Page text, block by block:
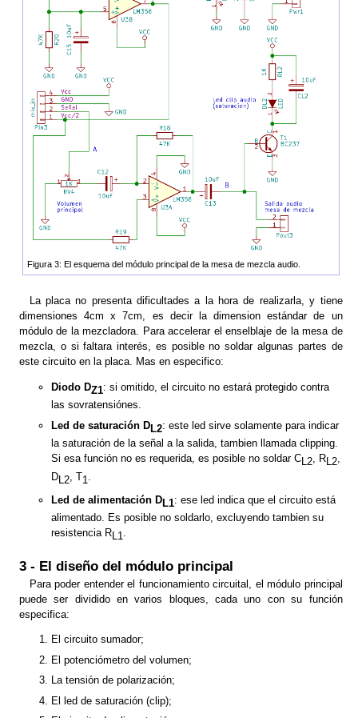
Figura 3: El esquema del módulo principal de la mesa de mezcla audio.
La placa no presenta dificultades a la hora de realizarla, y tiene
dimensiones 4cm x 7cm, es decir la dimension estándar de un
módulo de la mezcladora. Para accelerar el enselblaje de la mesa de
mezcla, o si faltara interés, es posible no soldar algunas partes de
este circuito en la placa. Mas en especifico:
Diodo DZ1: si omitido, el circuito no estará protegido contra
las sovratensiónes.
Led de saturación DL2: este led sirve solamente para indicar
la saturación de la señal a la salida, tambien llamada clipping.
Si esa función no es requerida, es posible no soldar CL2, RL2,
DL2, T1
Led de alimentación DL1: ese led indica que el circuito está
alimentado. Es posible no soldarlo, excluyendo tambien su
resistencia RL1 .
3 - El diseño del módulo principal
Para poder entender el funcionamiento circuital, el módulo principal
puede ser dividido en varios bloques, cada uno con su función
especifica:
El circuito sumador;
El potenciómetro del volumen;
La tensión de polarización;
El led de saturación (clip);